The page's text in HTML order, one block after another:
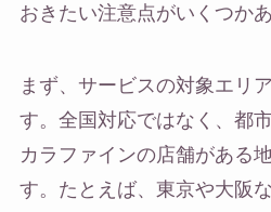
おきたい注意点がいくつかあ
まず、サービスの対象エリ
す。全国対応ではなく、都
カラファインの店舗がある
す。たとえば、東京や大阪